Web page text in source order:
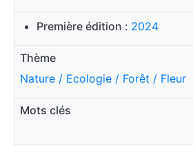
Première édition : 2024
Thème
Nature / Ecologie / Forêt / Fleur
Mots clés